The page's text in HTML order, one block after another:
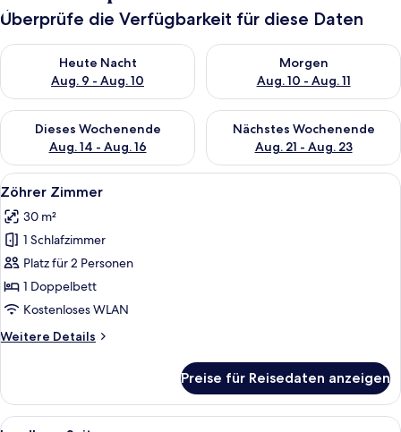
Überprüfe die Verfügbarkeit für diese Daten
Heute Nacht
Aug. 9 - Aug. 10
Überprüfe die Verfügbarkeit für heute Nacht, Aug. 9 - Aug.
Morgen
Aug. 10 - Aug. 11
Überprüfe die Verfügbarkeit
Dieses Wochenende
Aug. 14 - Aug. 16
Überprüfe die Verfügbarkeit für dieses Wochenende, Aug. 14
Nächstes Wochenende
Aug. 21 - Aug. 23
Überprüfe die Verfügbarkeit
Alle
Fotos
für
Zöhrer
Zimmer
anzeigen
Ein ordentlich bezogenes Bett mit
4
Zöhrer Zimmer
30 m²
1 Schlafzimmer
Platz für 2 Personen
1 Doppelbett
Kostenloses WLAN
Weitere Details
Weitere
Zimmer
Preise für Reisedaten anzeigen
Alle
Ein Schlafzimmer mit Holzwänden,